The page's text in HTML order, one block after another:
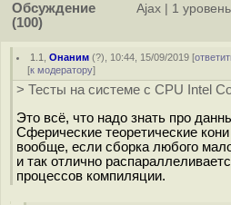
Обсуждение
(100)
Ajax 1 уровень
1.1 ,Онаним (?), 10:44, 15/09/2019 [
[к модератору]
> Тесты на системе с CPU Intel
Это всё, что надо знать про
Сферические теоретические
вообще, если сборка любого
и так отлично
процессов компиляции.